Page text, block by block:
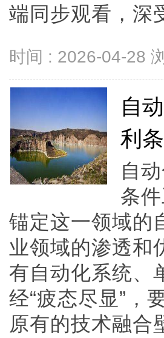
端同步观看，深
时间 : 2026-04-28
自
利
自
条
锚定这一领域的
业领域的渗透和
有自动化系统、
经“疲态尽显”，
原有的技术融合